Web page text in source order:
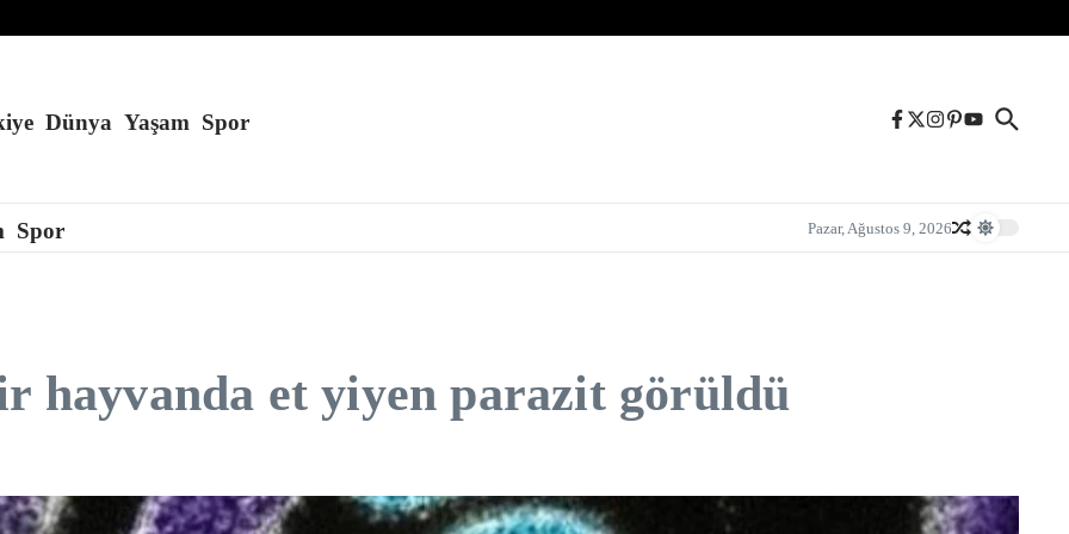
aşamasında
Dünya Yaşam Spor
Spor Pazar, Ağustos 9, 2026
hayvanda et yiyen parazit görüldü